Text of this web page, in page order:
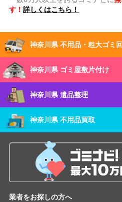
す！詳しくはこちら！
神奈川県 不用品・粗大ゴミ
神奈川県 ゴミ屋敷片付け
神奈川県 遺品整理
神奈川県 不用品買取
業者をお探しの方へ